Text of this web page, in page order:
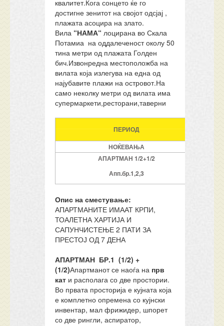
квалитет.Кога сонцето ќе го
достигне зенитот на својот одсјај ,
плажата асоцира на злато.
Вила “НАМА“ лоцирана во Скала
Потамиа на оддалеченост околу 50
тина метри од плажата Голден
бич.Извонредна местоположба на
вилата која излегува на една од
најубавите плажи на островот.На
само неколку метри од вилата има
супермаркети,ресторани,таверни
ПЕРИОД
НОЌЕВАЊА
АПАРТМАН 1/2+1/2
Апп.бр.1,2,3
Опис на сместување:
АПАРТМАНИТЕ ИМААТ КРПИ,
ТОАЛЕТНА ХАРТИЈА И
САПУНЧИСТЕЊЕ 2 ПАТИ ЗА
ПРЕСТОЈ ОД 7 ДЕНА
АПАРТМАН БР.1 (1/2) +
(1/2)Апартманот се наоѓа на прв
кат и располага со две простории.
Во првата просторија е кујната која
е комплетно опремена со кујнски
инвентар, мал фрижидер, шпорет
со две рингли, аспиратор,